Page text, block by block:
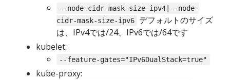
--node-cidr-mask-size-ipv4|--node-
cidr-mask-size-ipv6
デフォルトのサイズ
は、IPv4では/24、IPv6では/64です
kubelet:
--feature-gates="IPv6DualStack=true"
kube-proxy: